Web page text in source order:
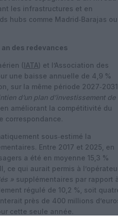
les infrastructures et en
hubs comme Madrid‑Barajas ou
des redevances
(IATA) et l’Association des
une baisse annuelle de 4,9 %
sur la même période
d’un plan d’investissement de
améliorant la compétitivité du
correspondance.
sous‑estimé la
Entre 2017 et 2025, en
a été en moyenne 15,3 %
ce qui aurait permis à
» supplémentaires par rapport à
régulé de 10,2 %, soit
près de 400 millions
cette seule année.